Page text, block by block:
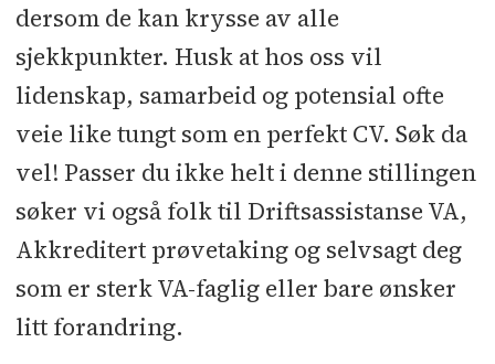
dersom de kan krysse av alle
sjekkpunkter. Husk at hos oss vil
lidenskap, samarbeid og potensial ofte
veie like tungt som en perfekt CV. Søk da
vel! Passer du ikke helt i denne stillingen
søker vi også folk til Driftsassistanse VA,
Akkreditert prøvetaking og selvsagt deg
som er sterk VA-faglig eller bare ønsker
litt forandring.